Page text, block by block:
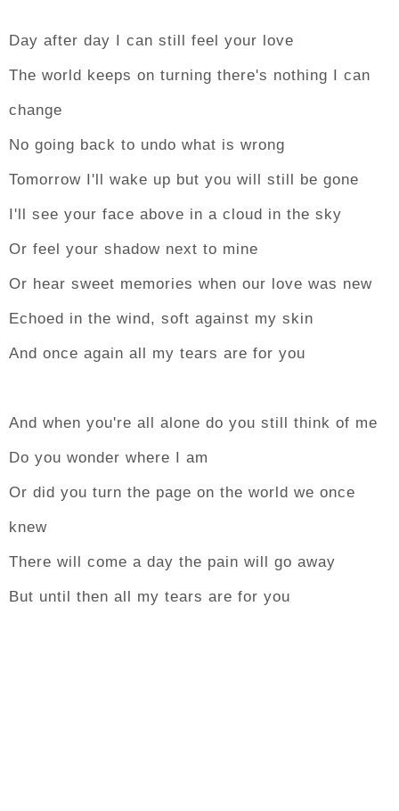
Day after day I can still feel your love
The world keeps on turning there's nothing I can
change
No going back to undo what is wrong
Tomorrow I'll wake up but you will still be gone
I'll see your face above in a cloud in the sky
Or feel your shadow next to mine
Or hear sweet memories when our love was new
Echoed in the wind, soft against my skin
And once again all my tears are for you
And when you're all alone do you still think of me
Do you wonder where I am
Or did you turn the page on the world we once
knew
There will come a day the pain will go away
But until then all my tears are for you